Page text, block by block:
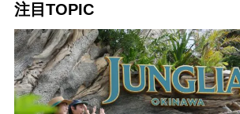
注目TOPIC